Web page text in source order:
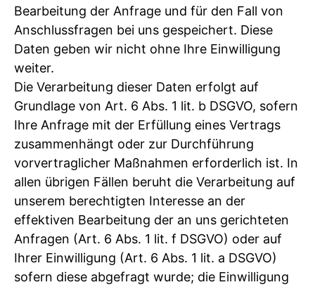
Bearbeitung der Anfrage und für den Fall von
Anschlussfragen bei uns gespeichert. Diese
Daten geben wir nicht ohne Ihre Einwilligung
weiter.
Die Verarbeitung dieser Daten erfolgt auf
Grundlage von Art. 6 Abs. 1 lit. b DSGVO, sofern
Ihre Anfrage mit der Erfüllung eines Vertrags
zusammenhängt oder zur Durchführung
vorvertraglicher Maßnahmen erforderlich ist. In
allen übrigen Fällen beruht die Verarbeitung auf
unserem berechtigten Interesse an der
effektiven Bearbeitung der an uns gerichteten
Anfragen (Art. 6 Abs. 1 lit. f DSGVO) oder auf
Ihrer Einwilligung (Art. 6 Abs. 1 lit. a DSGVO)
sofern diese abgefragt wurde; die Einwilligung